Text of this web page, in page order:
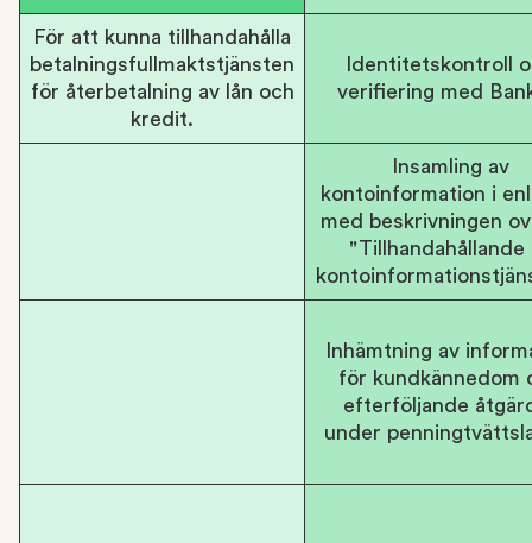
För att kunna tillhandahålla
betalningsfullmaktstjänsten
för återbetalning av lån och
kredit.
Identitetskontroll
verifiering med
Insamling av
kontoinformation i
med beskrivningen
"Tillhandahållande
Inhämtning av
för kundkännedom
efterföljande
under